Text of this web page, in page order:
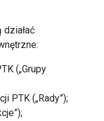
działać
(„Grupy
PTK („Rady”);